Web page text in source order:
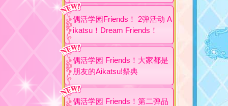
偶活学园Friends！ 2弹活动 A
ikatsu！Dream Friends！
偶活学园 Friends！大家都是
朋友的Aikatsu!祭典
偶活学园 Friends！第二弹品